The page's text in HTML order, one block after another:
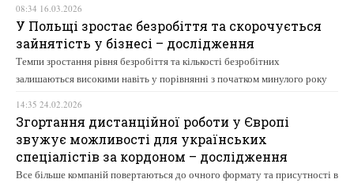
08:34 16.03.2026
У Польщі зростає безробіття та скорочується
зайнятість у бізнесі – дослідження
Темпи зростання рівня безробіття та кількості безробітних
залишаються високими навіть у порівнянні з початком минулого року
14:35 24.02.2026
Згортання дистанційної роботи у Європі
звужує можливості для українських
спеціалістів за кордоном – дослідження
Все більше компаній повертаються до очного формату та присутності в